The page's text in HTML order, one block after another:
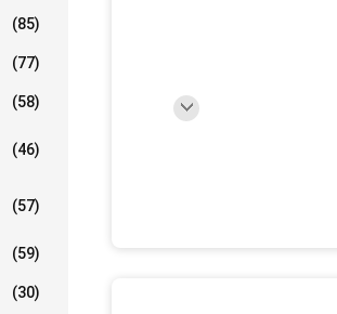
(85)
(77)
(58)
(46)
(57)
(59)
(30)